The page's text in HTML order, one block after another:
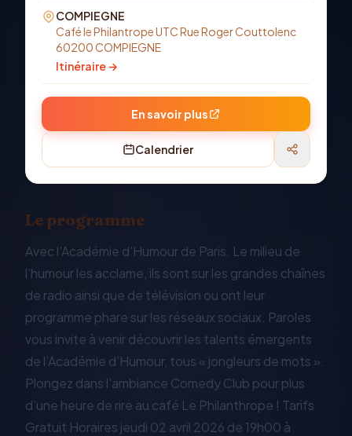
COMPIEGNE
Café le Philantrope UTC Rue Roger Couttolenc
60200 COMPIEGNE
Itinéraire →
En savoir plus
Calendrier
Le programme
Avec l'Académie d'Humour de Paris. Le milieu de
l’humour les acclame, ils sont sur les grandes chaînes
de radio ainsi que de télévision ou ont leur
programme phare sur les réseaux sociaux. Paroles
vous invite à venir découvrir les talents émergents
de l’Académie d’Humour, tous « jongleurs de mots ».
Plongez dans l’ambiance Comedy Club pour plus
d’une heure de rire au café Le Philanthrope ! Tarifs
Gratuit Horaires jeudi 02 avril 2026 de 19h00 à